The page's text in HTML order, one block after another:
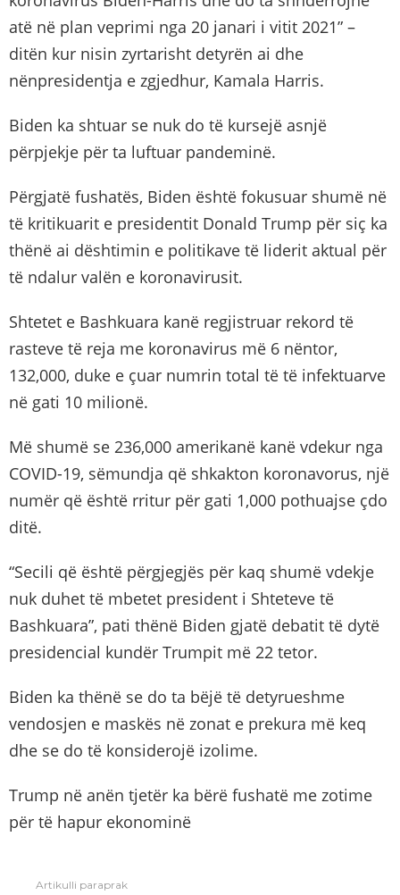
atë në plan veprimi nga 20 janari i vitit 2021” –
ditën kur nisin zyrtarisht detyrën ai dhe
nënpresidentja e zgjedhur, Kamala Harris.
Biden ka shtuar se nuk do të kursejë asnjë
përpjekje për ta luftuar pandeminë.
Përgjatë fushatës, Biden është fokusuar shumë në
të kritikuarit e presidentit Donald Trump për siç ka
thënë ai dështimin e politikave të liderit aktual për
të ndalur valën e koronavirusit.
Shtetet e Bashkuara kanë regjistruar rekord të
rasteve të reja me koronavirus më 6 nëntor,
132,000, duke e çuar numrin total të të infektuarve
në gati 10 milionë.
Më shumë se 236,000 amerikanë kanë vdekur nga
COVID-19, sëmundja që shkakton koronavorus, një
numër që është rritur për gati 1,000 pothuajse çdo
ditë.
“Secili që është përgjegjës për kaq shumë vdekje
nuk duhet të mbetet president i Shteteve të
Bashkuara”, pati thënë Biden gjatë debatit të dytë
presidencial kundër Trumpit më 22 tetor.
Biden ka thënë se do ta bëjë të detyrueshme
vendosjen e maskës në zonat e prekura më keq
dhe se do të konsiderojë izolime.
Trump në anën tjetër ka bërë fushatë me zotime
për të hapur ekonominë
Artikulli paraprak